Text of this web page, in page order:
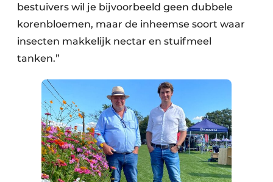
bestuivers wil je bijvoorbeeld geen dubbele
korenbloemen, maar de inheemse soort waar
insecten makkelijk nectar en stuifmeel
tanken.”